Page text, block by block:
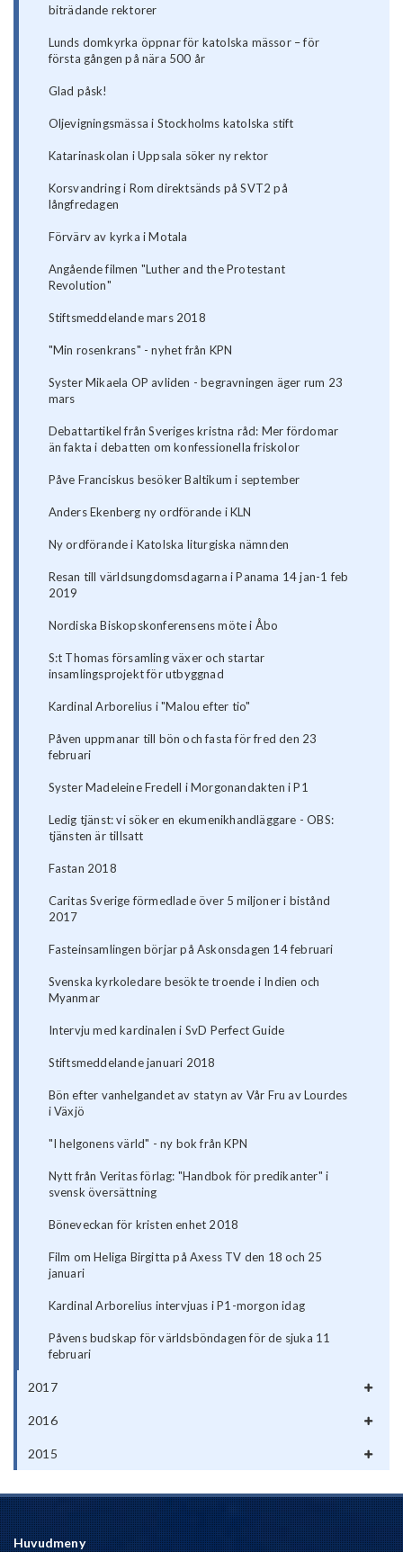
biträdande rektorer
Lunds domkyrka öppnar för katolska mässor – för
första gången på nära 500 år
Glad påsk!
Oljevigningsmässa i Stockholms katolska stift
Katarinaskolan i Uppsala söker ny rektor
Korsvandring i Rom direktsänds på SVT2 på
långfredagen
Förvärv av kyrka i Motala
Angående filmen "Luther and the Protestant
Revolution"
Stiftsmeddelande mars 2018
"Min rosenkrans" - nyhet från KPN
Syster Mikaela OP avliden - begravningen äger rum 23
mars
Debattartikel från Sveriges kristna råd: Mer fördomar
än fakta i debatten om konfessionella friskolor
Påve Franciskus besöker Baltikum i september
Anders Ekenberg ny ordförande i KLN
Ny ordförande i Katolska liturgiska nämnden
Resan till världsungdomsdagarna i Panama 14 jan-1 feb
2019
Nordiska Biskopskonferensens möte i Åbo
S:t Thomas församling växer och startar
insamlingsprojekt för utbyggnad
Kardinal Arborelius i "Malou efter tio"
Påven uppmanar till bön och fasta för fred den 23
februari
Syster Madeleine Fredell i Morgonandakten i P1
Ledig tjänst: vi söker en ekumenikhandläggare - OBS:
tjänsten är tillsatt
Fastan 2018
Caritas Sverige förmedlade över 5 miljoner i bistånd
2017
Fasteinsamlingen börjar på Askonsdagen 14 februari
Svenska kyrkoledare besökte troende i Indien och
Myanmar
Intervju med kardinalen i SvD Perfect Guide
Stiftsmeddelande januari 2018
Bön efter vanhelgandet av statyn av Vår Fru av Lourdes
i Växjö
"I helgonens värld" - ny bok från KPN
Nytt från Veritas förlag: "Handbok för predikanter" i
svensk översättning
Böneveckan för kristen enhet 2018
Film om Heliga Birgitta på Axess TV den 18 och 25
januari
Kardinal Arborelius intervjuas i P1-morgon idag
Påvens budskap för världsböndagen för de sjuka 11
februari
2017
2016
2015
Huvudmeny